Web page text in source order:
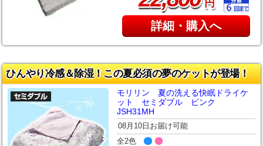
円
詳細・購入へ
ひんやり冷感＆除湿！この夏必須の夢のケットが登場！
モリリン 夏の洗える快眠ドライケ
ット セミダブル ピンク
JSH31MH
08月10日お届け可能
全2色